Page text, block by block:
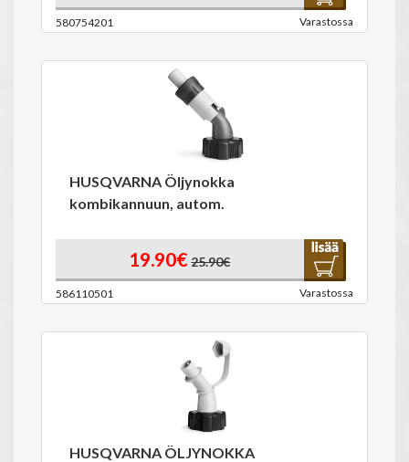
580754201 Varastossa
HUSQVARNA Öljynokka
kombikannuun, autom.
19.90€ 25.90€
586110501 Varastossa
HUSQVARNA ÖLJYNOKKA